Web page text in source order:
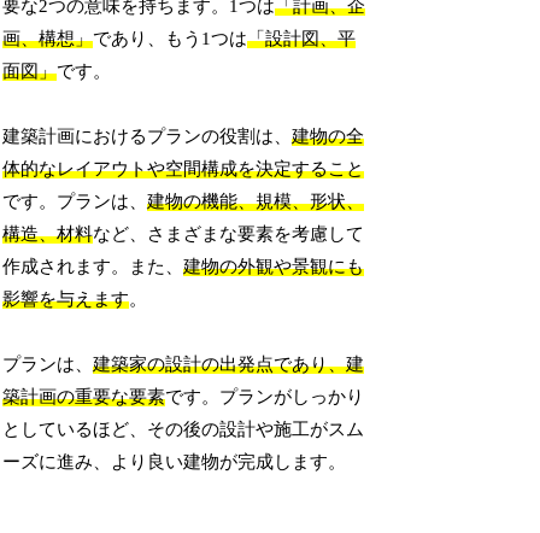
要な2つの意味を持ちます。1つは「計画、企
画、構想」であり、もう1つは「設計図、平
面図」です。
建築計画におけるプランの役割は、建物の全
体的なレイアウトや空間構成を決定すること
です。プランは、建物の機能、規模、形状、
構造、材料など、さまざまな要素を考慮して
作成されます。また、建物の外観や景観にも
影響を与えます。
プランは、建築家の設計の出発点であり、建
築計画の重要な要素です。プランがしっかり
としているほど、その後の設計や施工がスム
ーズに進み、より良い建物が完成します。